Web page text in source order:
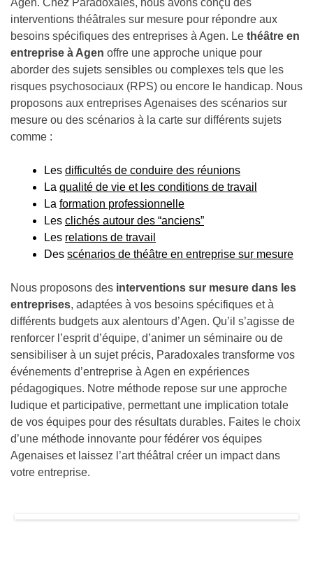
Agen. Chez Paradoxales, nous avons conçu des
interventions théâtrales sur mesure pour répondre aux
besoins spécifiques des entreprises à Agen. Le théâtre en
entreprise à Agen offre une approche unique pour
aborder des sujets sensibles ou complexes tels que les
risques psychosociaux (RPS) ou encore le handicap. Nous
proposons aux entreprises Agenaises des scénarios sur
mesure ou des scénarios à la carte sur différents sujets
comme :
Les difficultés de conduire des réunions
La qualité de vie et les conditions de travail
La formation professionnelle
Les clichés autour des “anciens”
Les relations de travail
Des scénarios de théâtre en entreprise sur mesure
Nous proposons des interventions sur mesure dans les
entreprises, adaptées à vos besoins spécifiques et à
différents budgets aux alentours d’Agen. Qu’il s’agisse de
renforcer l’esprit d’équipe, d’animer un séminaire ou de
sensibiliser à un sujet précis, Paradoxales transforme vos
événements d’entreprise à Agen en expériences
pédagogiques. Notre méthode repose sur une approche
ludique et participative, permettant une implication totale
de vos équipes pour des résultats durables. Faites le choix
d’une méthode innovante pour fédérer vos équipes
Agenaises et laissez l’art théâtral créer un impact dans
votre entreprise.